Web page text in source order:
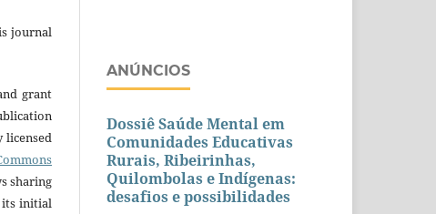
journal
grant
licensed
sharing
initial
ANÚNCIOS
Dossiê Saúde Mental em
Comunidades Educativas
Rurais, Ribeirinhas,
Quilombolas e Indígenas:
desafios e possibilidades